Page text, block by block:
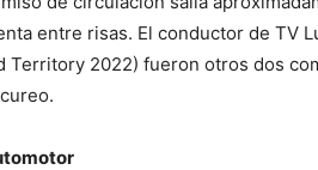
entre risas. El conductor de TV
Territory 2022) fueron otros dos